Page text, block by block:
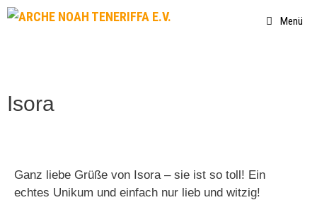
Menü
Isora
Ganz liebe Grüße von Isora – sie ist so toll! Ein
echtes Unikum und einfach nur lieb und witzig!